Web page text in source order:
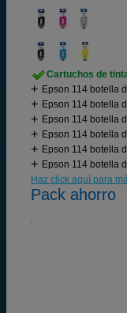
Cartuchos de
Epson 114 botella
Epson 114 botella
Epson 114 botella
Epson 114 botella
Epson 114 botella
Epson 114 botella
Haz click aquí para
Pack ahorro